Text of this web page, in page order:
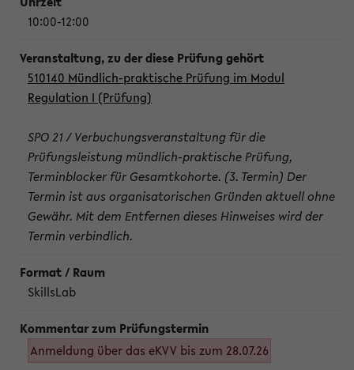
10:00-12:00
510140 Mündlich-praktische Prüfung im Modul
Regulation I (Prüfung)
SPO 21 / Verbuchungsveranstaltung für die
Prüfungsleistung mündlich-praktische Prüfung,
Terminblocker für Gesamtkohorte. (3. Termin) Der
Termin ist aus organisatorischen Gründen aktuell ohne
Gewähr. Mit dem Entfernen dieses Hinweises wird der
Termin verbindlich.
SkillsLab
Anmeldung über das eKVV bis zum 28.07.26